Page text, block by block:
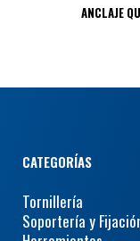
ANCLAJE
CATEGORÍAS
Tornillería
Soportería y